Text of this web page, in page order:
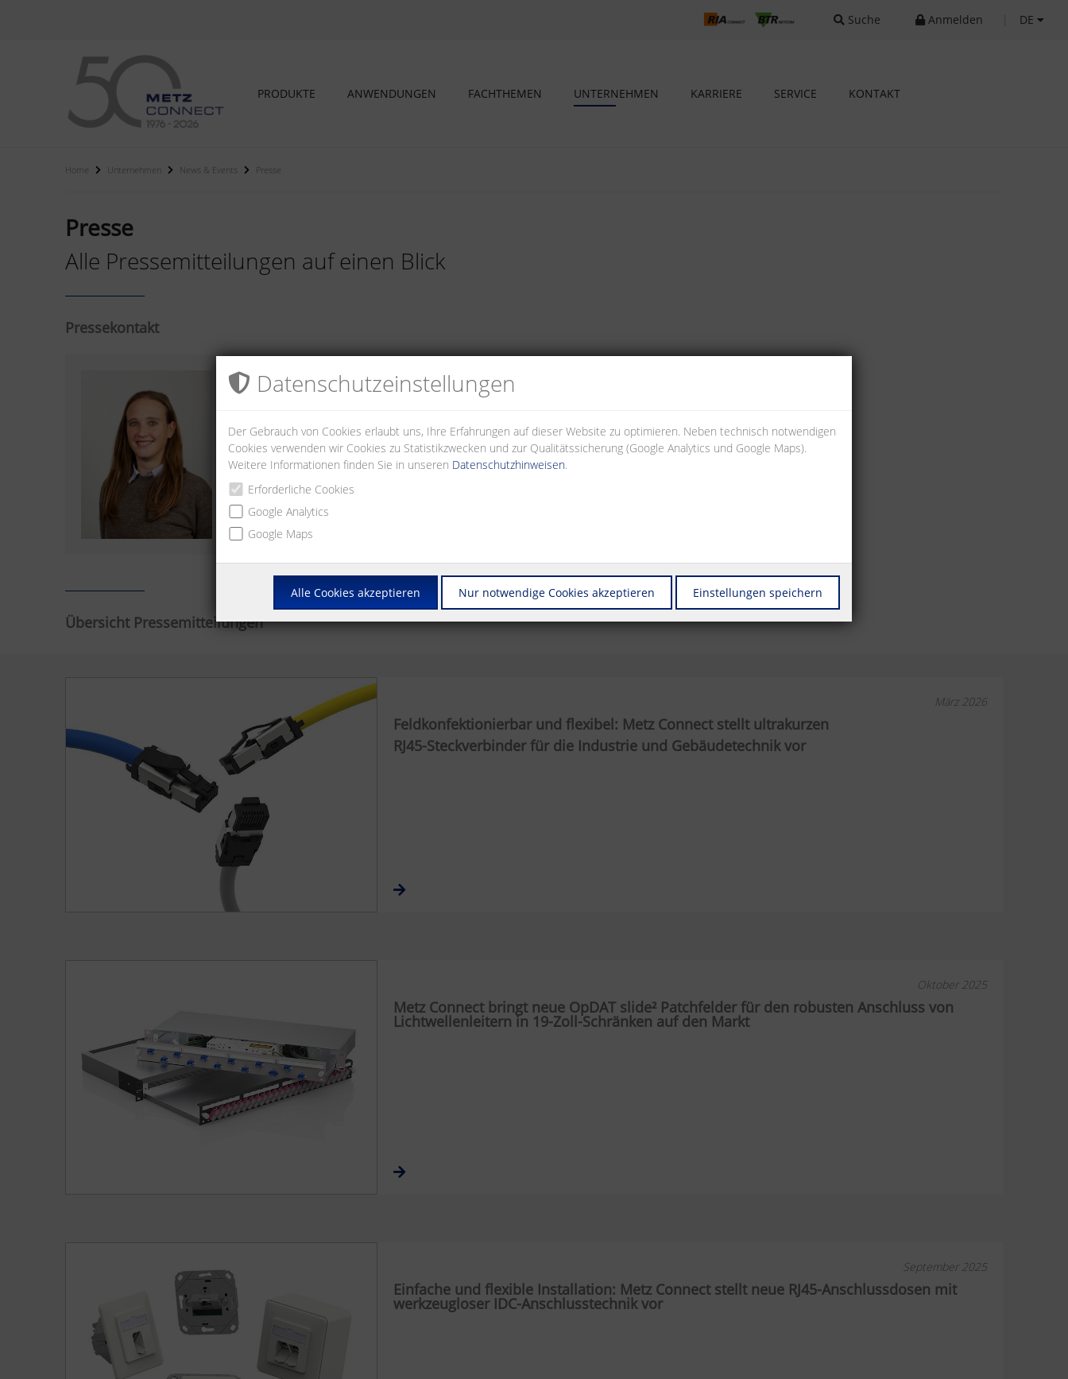
Suche Anmelden DE
PRODUKTE ANWENDUNGEN FACHTHEMEN UNTERNEHMEN KARRIERE SERVICE KONTAKT
Home Unternehmen News & Events Presse
Presse
Alle Pressemitteilungen auf einen Blick
Pressekontakt
Lisa Wentz
Übersicht Pressemitteilungen
März 2026
Feldkonfektionierbar und flexibel: Metz Connect stellt ultrakurzen
RJ45-Steckverbinder für die Industrie und Gebäudetechnik vor
Oktober 2025
Metz Connect bringt neue OpDAT slide² Patchfelder für den robusten Anschluss von
Lichtwellenleitern in 19-Zoll-Schränken auf den Markt
September 2025
Einfache und flexible Installation: Metz Connect stellt neue RJ45-Anschlussdosen mit
werkzeugloser IDC-Anschlusstechnik vor
Datenschutz­einstellungen
Der Gebrauch von Cookies erlaubt uns, Ihre Erfahrungen auf dieser Website zu optimieren. Neben technisch notwendigen
Cookies verwenden wir Cookies zu Statistikzwecken und zur Qualitätssicherung (Google Analytics und Google Maps).
Weitere Informationen finden Sie in unseren Datenschutzhinweisen.
Erforderliche Cookies
Google Analytics
Google Maps
Alle Cookies akzeptieren Nur notwendige Cookies akzeptieren Einstellungen speichern